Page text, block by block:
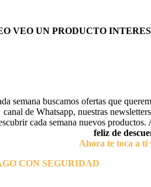
VEO UN PRODUCTO
semana buscamos ofertas que
canal de Whatsapp, nuestras
cada semana nuevos productos.
feliz de
Ahora te toca a tí
CON SEGURIDAD